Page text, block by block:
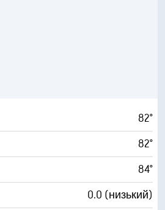
82°
82°
84°
0.0 (низький)